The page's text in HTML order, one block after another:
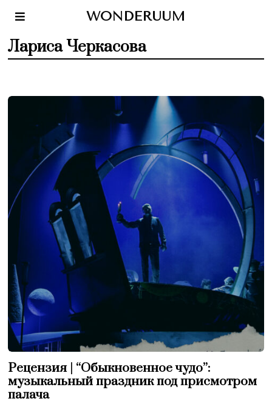
WONDERUUM
Лариса Черкасова
Рецензия | “Обыкновенное чудо”:
музыкальный праздник под присмотром
палача